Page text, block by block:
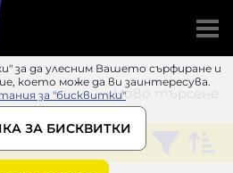
за да улесним Вашето сърфиране и
което може да ви заинтересува.
за "бисквитки"
ЗА БИСКВИТКИ
Ново търсене